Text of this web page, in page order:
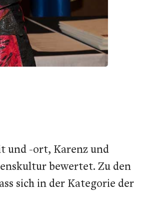
und -ort, Karenz und
bewertet. Zu den
sich in der Kategorie der